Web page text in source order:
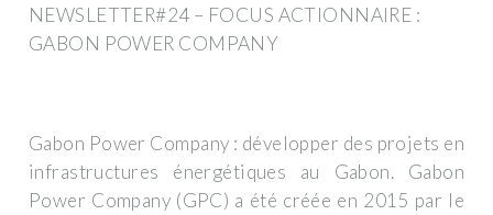
NEWSLETTER#24 – FOCUS ACTIONNAIRE :
GABON POWER COMPANY
Gabon Power Company : développer des projets en
infrastructures énergétiques au Gabon. Gabon
Power Company (GPC) a été créée en 2015 par le